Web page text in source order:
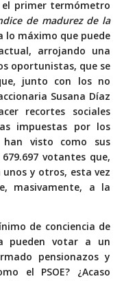
el primer termómetro
de madurez de la
lo máximo que puede
arrojando una
oportunistas, que se
junto con los no
Susana Díaz
recortes sociales
impuestas por los
visto como sus
votantes que,
y otros, esta vez
masivamente, a la
de conciencia de
pueden votar a un
pensionazos y
el PSOE? ¿Acaso